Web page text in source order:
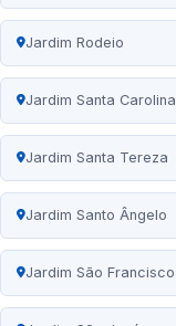
Jardim Rodeio
Jardim Santa Carolina
Jardim Santa Tereza
Jardim Santo Ângelo
Jardim São Francisco